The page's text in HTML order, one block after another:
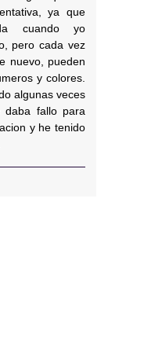
ya que
cuando yo
pero cada vez
nuevo, pueden
y colores.
algunas veces
daba fallo para
y he tenido